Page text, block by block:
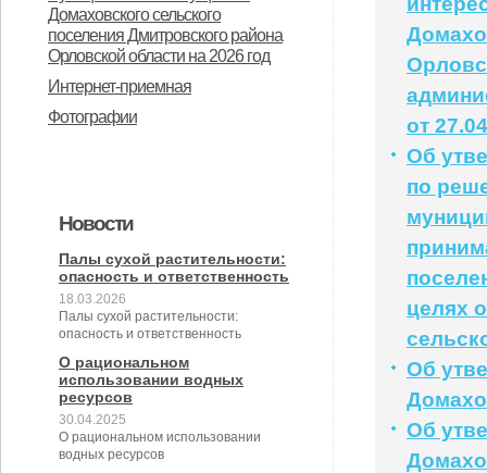
предназначенного для
предоставления во владение и
(или) пользование на
долгосрочной основе (в том числе
среднего предпринимательства и
организациям, образующим
субъектов малого и среднего
предпринимательства» (с
изменениями от 26.04.2022 № 30/9-
сс)
Дмитровского района Орловской
области в целях осуществления
сельского поселения
Домаховского сельского
поселения Дмитровского района
Орловской области на 2026 год
Интернет-приемная
Фотографии
Новости
Палы сухой растительности:
опасность и ответственность
18.03.2026
Палы сухой растительности:
опасность и ответственность
О рациональном
использовании водных
ресурсов
30.04.2025
О рациональном использовании
водных ресурсов
от
Об
по
целях
Об
Об